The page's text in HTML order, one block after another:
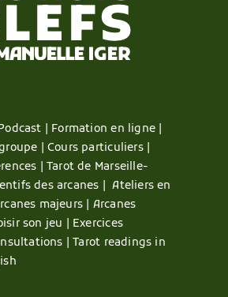
| Formation en ligne |
|Cours particuliers |
|Tarot de Marseille-
des arcanes |Ateliers en
majeurs | Arcanes
son jeu | Exercices
|
Tarot readings in